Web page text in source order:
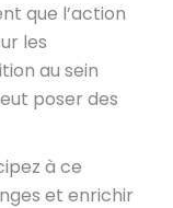
que l’action
les
au sein
poser des
à ce
et enrichir